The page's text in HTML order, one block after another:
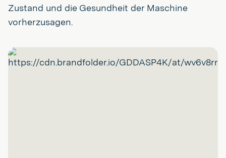
Zustand und die Gesundheit der Maschine
vorherzusagen.